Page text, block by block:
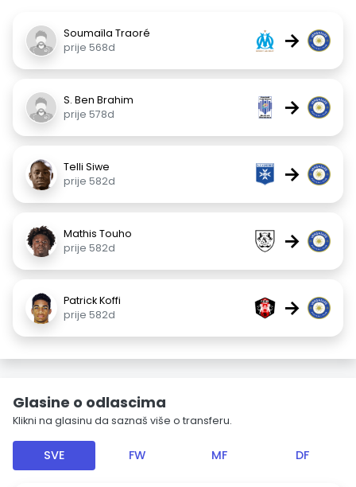
Soumaïla Traoré
prije 568d
→
S. Ben Brahim
prije 578d
→
Telli Siwe
prije 582d
→
Mathis Touho
prije 582d
→
Patrick Koffi
prije 582d
→
Glasine o odlascima
Klikni na glasinu da saznaš više o transferu.
SVE FW MF DF